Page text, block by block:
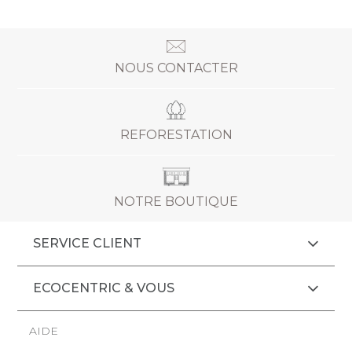
NOUS CONTACTER
REFORESTATION
NOTRE BOUTIQUE
SERVICE CLIENT
ECOCENTRIC & VOUS
AIDE